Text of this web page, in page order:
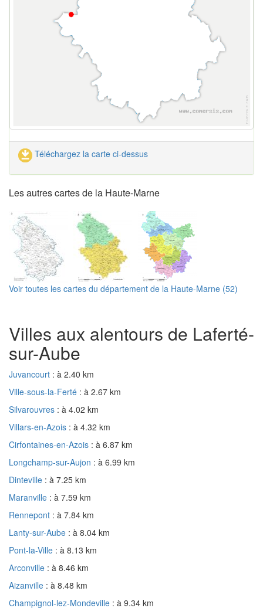
Téléchargez la carte ci-dessus
Les autres cartes de la Haute-Marne
Voir toutes les cartes du département de la Haute-Marne (52)
Villes aux alentours de Laferté-
sur-Aube
Juvancourt : à 2.40 km
Ville-sous-la-Ferté : à 2.67 km
Silvarouvres : à 4.02 km
Villars-en-Azois : à 4.32 km
Cirfontaines-en-Azois : à 6.87 km
Longchamp-sur-Aujon : à 6.99 km
Dinteville : à 7.25 km
Maranville : à 7.59 km
Rennepont : à 7.84 km
Lanty-sur-Aube : à 8.04 km
Pont-la-Ville : à 8.13 km
Arconville : à 8.46 km
Aizanville : à 8.48 km
Champignol-lez-Mondeville : à 9.34 km